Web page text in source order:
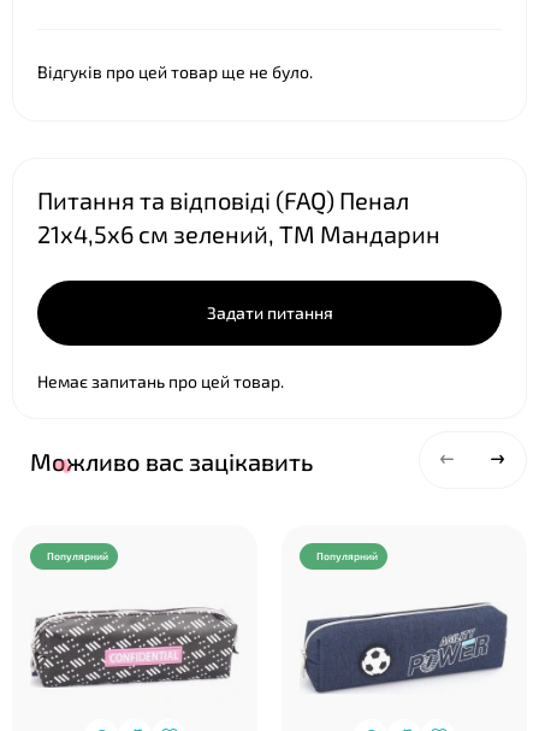
Відгуків про цей товар ще не було.
Питання та відповіді (FAQ) Пенал
21х4,5х6 см зелений, ТМ Мандарин
Задати питання
Немає запитань про цей товар.
Можливо вас зацікавить
Популярний Популярний